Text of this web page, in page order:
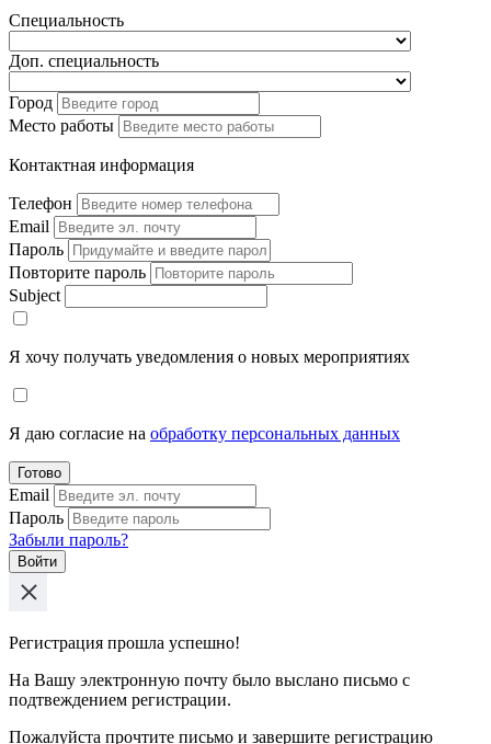
Специальность
Доп. специальность
Город
Место работы
Контактная информация
Телефон
Email
Пароль
Повторите пароль
Subject
Я хочу получать уведомления о новых мероприятиях
Я даю согласие на обработку персональных данных
Готово
Email
Пароль
Забыли пароль?
Войти
Регистрация прошла успешно!
На Вашу электронную почту было выслано письмо с
подтвеждением регистрации.
Пожалуйста прочтите письмо и завершите регистрацию